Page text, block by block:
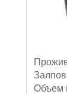
Объем